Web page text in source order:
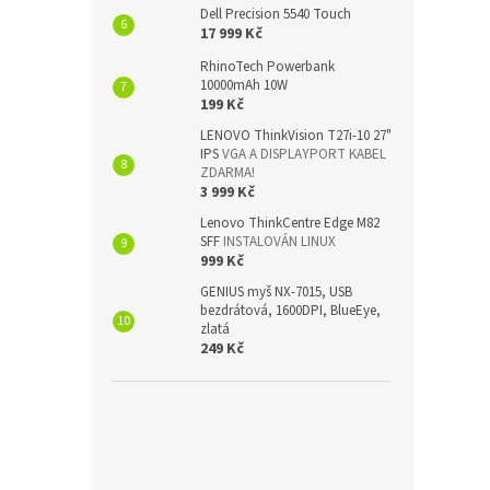
Dell Precision 5540 Touch
17 999 Kč
RhinoTech Powerbank
10000mAh 10W
199 Kč
LENOVO ThinkVision T27i-10 27"
IPSVGA A DISPLAYPORT KABEL
ZDARMA!
3 999 Kč
Lenovo ThinkCentre Edge M82
SFF INSTALOVÁN LINUX
999 Kč
GENIUS myš NX-7015, USB
bezdrátová, 1600DPI, BlueEye,
zlatá
249 Kč